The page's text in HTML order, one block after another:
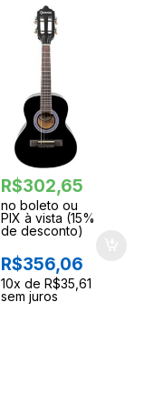
R$302,65
no boleto ou
PIX à vista (15%
de desconto)
R$356,06
10x de R$35,61
sem juros